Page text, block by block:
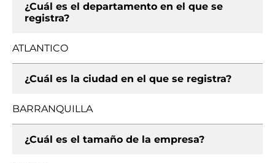
¿Cuál es el departamento en el que se
registra?
ATLANTICO
¿Cuál es la ciudad en el que se registra?
BARRANQUILLA
¿Cuál es el tamaño de la empresa?